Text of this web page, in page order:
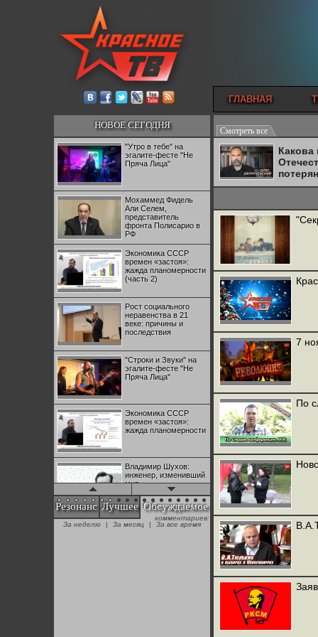
ГЛАВНАЯ
НОВОЕ СЕГОДНЯ
"Утро в тебе" на
эгалите-фесте "Не
Пряча Лица"
Мохаммед Фидель
Али Селем,
представитель
фронта Полисарио в
РФ
Экономика СССР
времен «застоя»:
жажда планомерности
(часть 2)
Рост социального
неравенства в 21
веке: причины и
последствия
"Строки и Звуки" на
эгалите-фесте "Не
Пряча Лица"
Экономика СССР
времен «застоя»:
жажда планомерности
Владимир Шухов:
инженер, изменивший
мир
"Аркадий Коц" на
эгалите-фесте "Не
Резонанс Лучшее Обсуждаемое
комментариев:
За неделю
| За месяц | За все время
Смотреть все
7
По